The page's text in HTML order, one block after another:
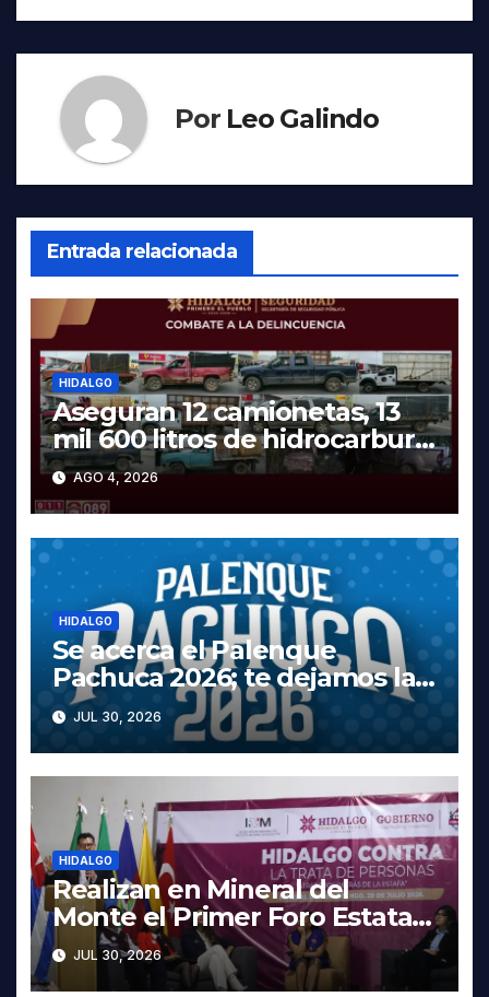
Por Leo Galindo
Entrada relacionada
HIDALGO
Aseguran 12 camionetas, 13
mil 600 litros de hidrocarburo
y dos vehículos robados en
Tula
AGO 4, 2026
HIDALGO
Se acerca el Palenque
Pachuca 2026; te dejamos la
cartelera completa, las fechas
y los precios
JUL 30, 2026
HIDALGO
Realizan en Mineral del
Monte el Primer Foro Estatal
contra la Trata de Personas
JUL 30, 2026